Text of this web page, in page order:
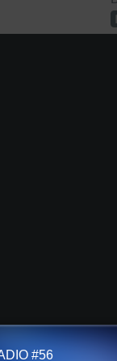
#56